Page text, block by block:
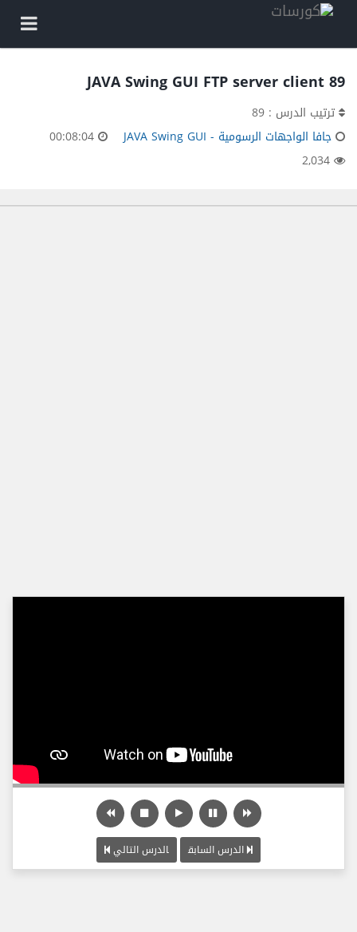
89 JAVA Swing GUI FTP server client
ترتيب الدرس : 89
جافا الواجهات الرسومية - JAVA Swing GUI
الدرس السابق الدرس التالي